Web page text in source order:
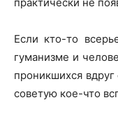
Если кто-то
гуманизме и
проникшихся
советую кое-что